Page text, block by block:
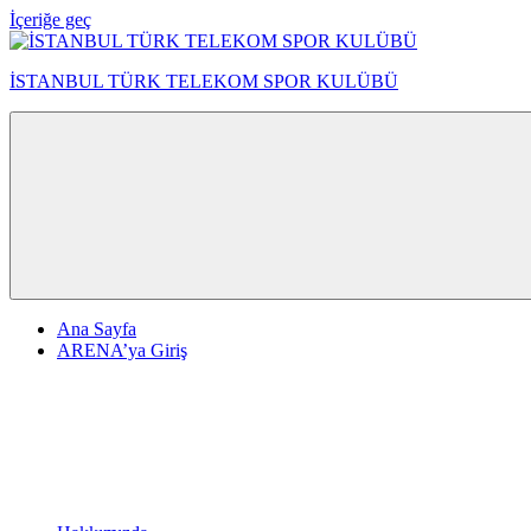
İçeriğe geç
İSTANBUL TÜRK TELEKOM SPOR KULÜBÜ
Ana Sayfa
ARENA’ya Giriş